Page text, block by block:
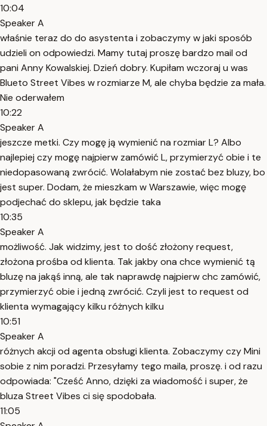
10:04
Speaker A
właśnie teraz do do asystenta i zobaczymy w jaki sposób
udzieli on odpowiedzi. Mamy tutaj proszę bardzo mail od
pani Anny Kowalskiej. Dzień dobry. Kupiłam wczoraj u was
Blueto Street Vibes w rozmiarze M, ale chyba będzie za mała.
Nie oderwałem
10:22
Speaker A
jeszcze metki. Czy mogę ją wymienić na rozmiar L? Albo
najlepiej czy mogę najpierw zamówić L, przymierzyć obie i te
niedopasowaną zwrócić. Wolałabym nie zostać bez bluzy, bo
jest super. Dodam, że mieszkam w Warszawie, więc mogę
podjechać do sklepu, jak będzie taka
10:35
Speaker A
możliwość. Jak widzimy, jest to dość złożony request,
złożona prośba od klienta. Tak jakby ona chce wymienić tą
bluzę na jakąś inną, ale tak naprawdę najpierw chc zamówić,
przymierzyć obie i jedną zwrócić. Czyli jest to request od
klienta wymagający kilku różnych kilku
10:51
Speaker A
różnych akcji od agenta obsługi klienta. Zobaczymy czy Mini
sobie z nim poradzi. Przesyłamy tego maila, proszę. i od razu
odpowiada: "Cześć Anno, dzięki za wiadomość i super, że
bluza Street Vibes ci się spodobała.
11:05